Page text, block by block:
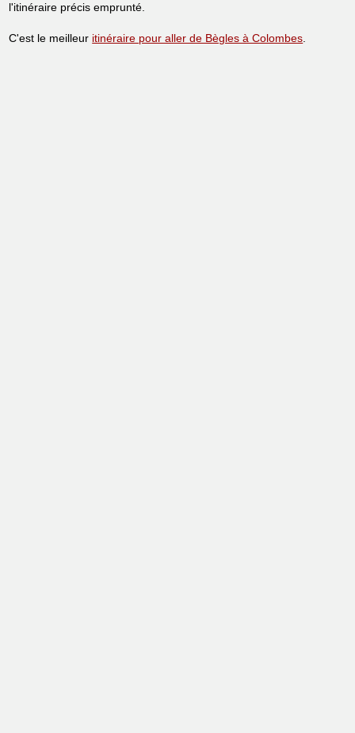
l'itinéraire précis emprunté.
C'est le meilleur itinéraire pour aller de Bègles à Colombes.